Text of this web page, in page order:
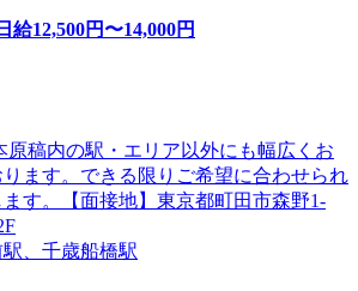
日給12,500円〜14,000円
稿内の駅・エリア以外にも幅広くお
ます。できる限りご希望に合わせられ
す。【面接地】東京都町田市森野1-
、千歳船橋駅